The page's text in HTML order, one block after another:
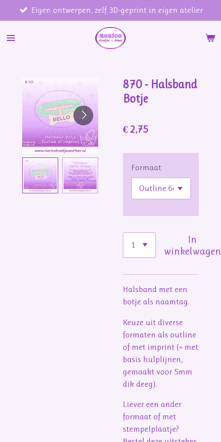
direct
naar
Eigen ontwerpen, zelf 3D-geprint in eigen atelier
870 - Halsband
Botje
€ 2,75
Formaat
In
winkelwagen
Halsband met een
botje als naamtag.
Keuze uit diverse
formaten als outline
of met imprint (= met
basis hulplijnen,
gemaakt voor 5mm
dik deeg).
Liever een ander
formaat of met
stempelplaatje?